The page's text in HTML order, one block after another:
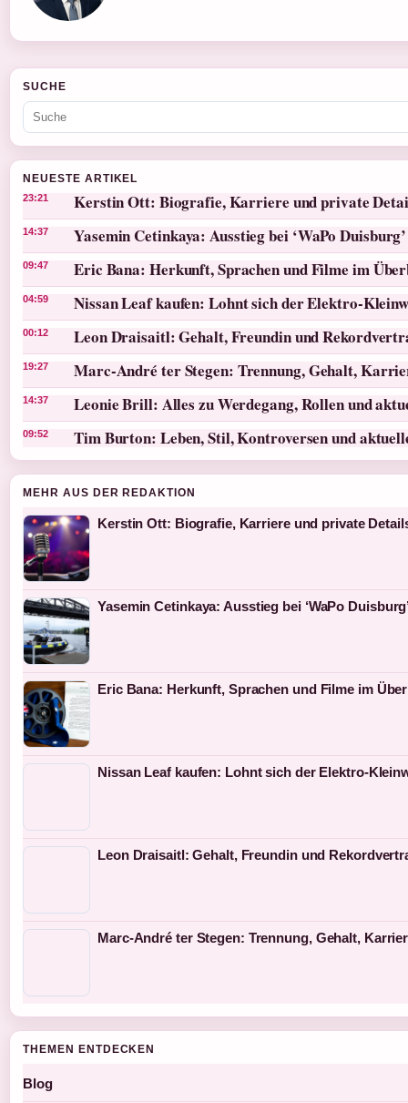
SUCHE
NEUESTE ARTIKEL
23:21 Kerstin Ott: Biografie, Karriere und private
14:37 Yasemin Cetinkaya: Ausstieg bei ‘WaPo
09:47 Eric Bana: Herkunft, Sprachen und Filme im
04:59 Nissan Leaf kaufen: Lohnt sich der Elektro-
00:12 Leon Draisaitl: Gehalt, Freundin und
19:27 Marc-André ter Stegen: Trennung, Gehalt,
14:37 Leonie Brill: Alles zu Werdegang, Rollen und
09:52 Tim Burton: Leben, Stil, Kontroversen und
MEHR AUS DER REDAKTION
Kerstin Ott: Biografie, Karriere und private
Yasemin Cetinkaya: Ausstieg bei ‘WaPo
Eric Bana: Herkunft, Sprachen und Filme im
Nissan Leaf kaufen: Lohnt sich der Elektro-
Leon Draisaitl: Gehalt, Freundin und
Marc-André ter Stegen: Trennung, Gehalt,
THEMEN ENTDECKEN
Blog